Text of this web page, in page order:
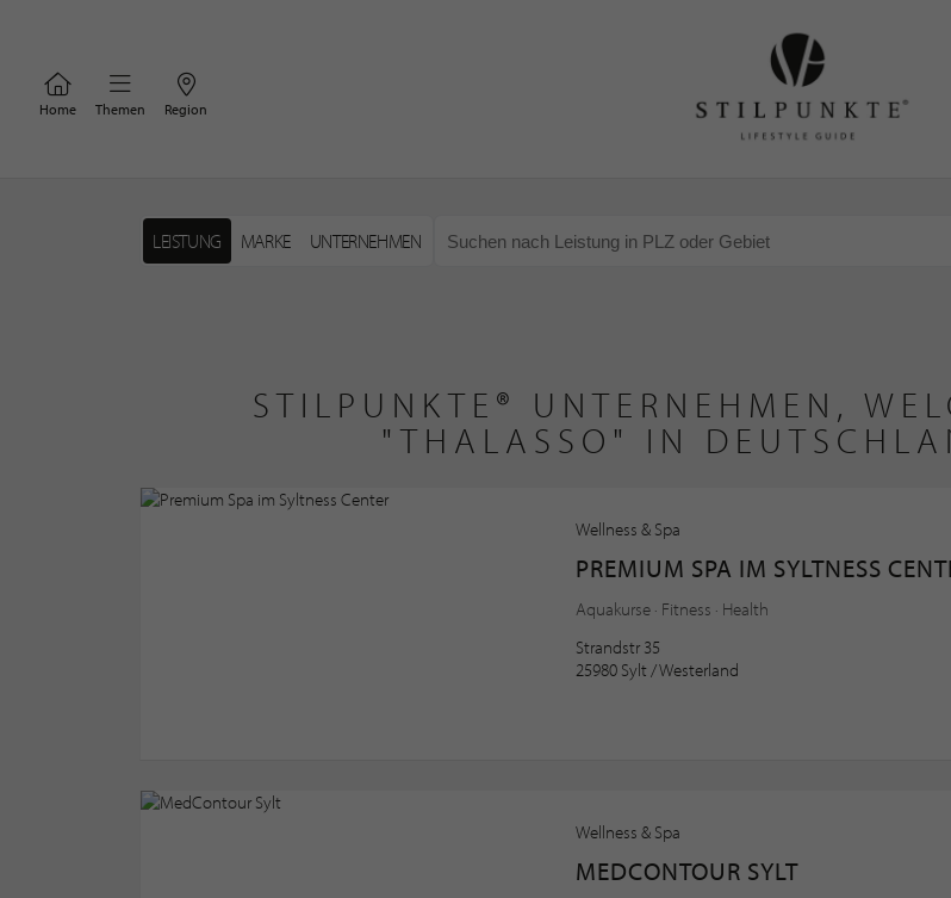
Home Themen Region
LEISTUNG MARKE UNTERNEHMEN
STILPUNKTE® UNTERNEHMEN,
"THALASSO" IN
Wellness & Spa
PREMIUM SPA IM SYLTNESS
Aquakurse · Fitness · Health
Strandstr 35
25980 Sylt / Westerland
Wellness & Spa
MEDCONTOUR SYLT